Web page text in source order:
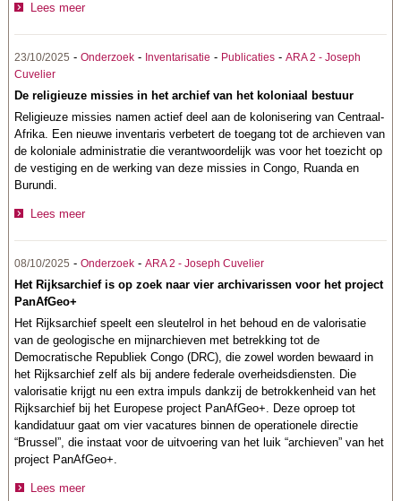
Lees meer
23/10/2025 -Onderzoek - Inventarisatie - Publicaties -ARA 2 - Joseph
Cuvelier
De religieuze missies in het archief van het koloniaal bestuur
Religieuze missies namen actief deel aan de kolonisering van Centraal-
Afrika. Een nieuwe inventaris verbetert de toegang tot de archieven van
de koloniale administratie die verantwoordelijk was voor het toezicht op
de vestiging en de werking van deze missies in Congo, Ruanda en
Burundi.
Lees meer
08/10/2025 -Onderzoek -ARA 2 - Joseph Cuvelier
Het Rijksarchief is op zoek naar vier archivarissen voor het project
PanAfGeo+
Het Rijksarchief speelt een sleutelrol in het behoud en de valorisatie
van de geologische en mijnarchieven met betrekking tot de
Democratische Republiek Congo (DRC), die zowel worden bewaard in
het Rijksarchief zelf als bij andere federale overheidsdiensten. Die
valorisatie krijgt nu een extra impuls dankzij de betrokkenheid van het
Rijksarchief bij het Europese project PanAfGeo+. Deze oproep tot
kandidatuur gaat om vier vacatures binnen de operationele directie
“Brussel”, die instaat voor de uitvoering van het luik “archieven” van het
project PanAfGeo+.
Lees meer